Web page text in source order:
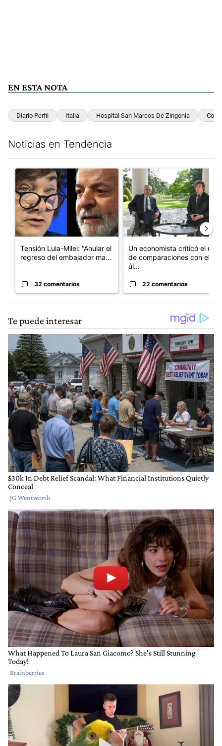
EN ESTA NOTA
Diario Perfil Italia Hospital San Marcos De Zingonia
Noticias en Tendencia
Un artículo de tendencia con el título "Tensión Lula-Milei:
Tensión Lula-Milei: “Anular el
regreso del embajador ma...
32 comentarios
Un artículo de tendencia con
Un economista criticó el uso
de comparaciones con el
úl...
22 comentarios